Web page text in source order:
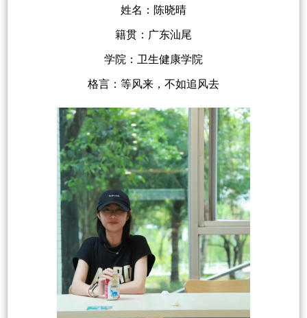
姓名：陈晓晴
籍贯：广东汕尾
学院：卫生健康学院
格言：等风来，不如追风去